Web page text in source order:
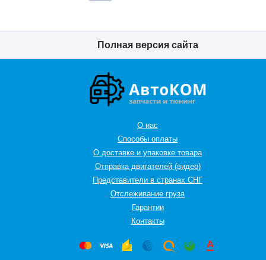
Полная версия сайта
О нас
Способы оплаты
О доставке и упаковке товара
Отправка двигателей (видео)
Представители в странах СНГ
Oтслеживание груза
Гарантии
Контакты